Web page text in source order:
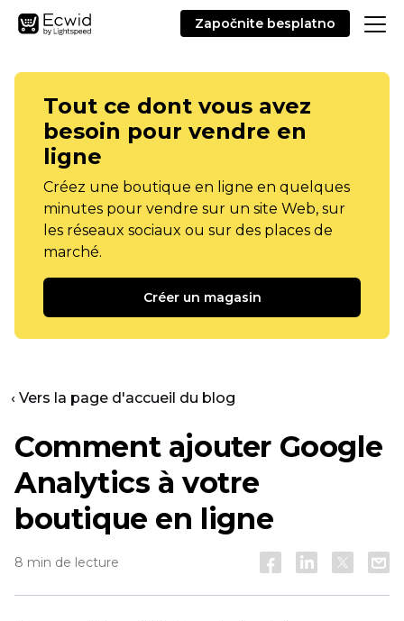
Započnite besplatno
Tout ce dont vous avez
besoin pour vendre en
ligne
Créez une boutique en ligne en quelques
minutes pour vendre sur un site Web, sur
les réseaux sociaux ou sur des places de
marché.
Créer un magasin
‹ Vers la page d'accueil du blog
Comment ajouter Google
Analytics à votre
boutique en ligne
8 min de lecture